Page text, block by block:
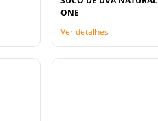
ONE
Ver detalhes